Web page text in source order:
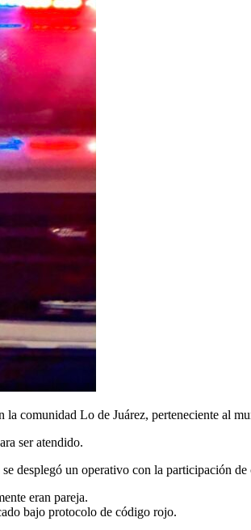
comunidad Lo de Juárez, perteneciente al
ser atendido.
desplegó un operativo con la participación
eran pareja.
bajo protocolo de código rojo.